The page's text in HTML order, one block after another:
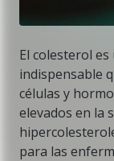
El colesterol
indispensable
células y
elevados en la
para las